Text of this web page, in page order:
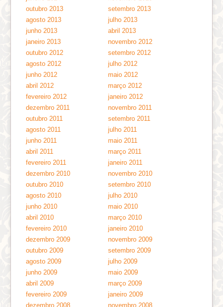
outubro 2013
setembro 2013
agosto 2013
julho 2013
junho 2013
abril 2013
janeiro 2013
novembro 2012
outubro 2012
setembro 2012
agosto 2012
julho 2012
junho 2012
maio 2012
abril 2012
março 2012
fevereiro 2012
janeiro 2012
dezembro 2011
novembro 2011
outubro 2011
setembro 2011
agosto 2011
julho 2011
junho 2011
maio 2011
abril 2011
março 2011
fevereiro 2011
janeiro 2011
dezembro 2010
novembro 2010
outubro 2010
setembro 2010
agosto 2010
julho 2010
junho 2010
maio 2010
abril 2010
março 2010
fevereiro 2010
janeiro 2010
dezembro 2009
novembro 2009
outubro 2009
setembro 2009
agosto 2009
julho 2009
junho 2009
maio 2009
abril 2009
março 2009
fevereiro 2009
janeiro 2009
dezembro 2008
novembro 2008